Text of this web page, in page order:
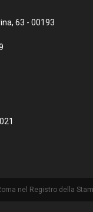
63 - 00193
nel Registro della